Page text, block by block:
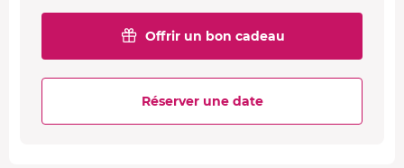
Offrir un bon cadeau
Réserver une date